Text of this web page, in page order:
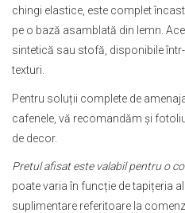
chingi elastice, este complet
pe o bază asamblată din lemn.
sintetică sau stofă, disponibile
texturi.
Pentru soluții complete de
cafenele, vă recomandăm și
de decor.
Pretul afisat este valabil pentru o
poate varia în funcție de tapițeria
suplimentare referitoare la